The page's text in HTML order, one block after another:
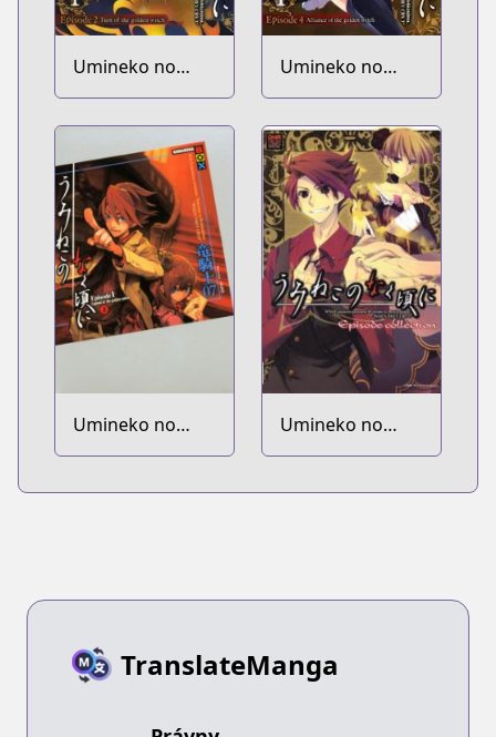
Umineko no
Naku Koro ni -
Episode 2: Turn
of the Golden
Witch
Umineko no
Naku Koro ni -
Episode 4:
Alliance of the
Golden Witch
Umineko no
Naku Koro ni
Umineko no
Naku Koro ni:
TranslateManga